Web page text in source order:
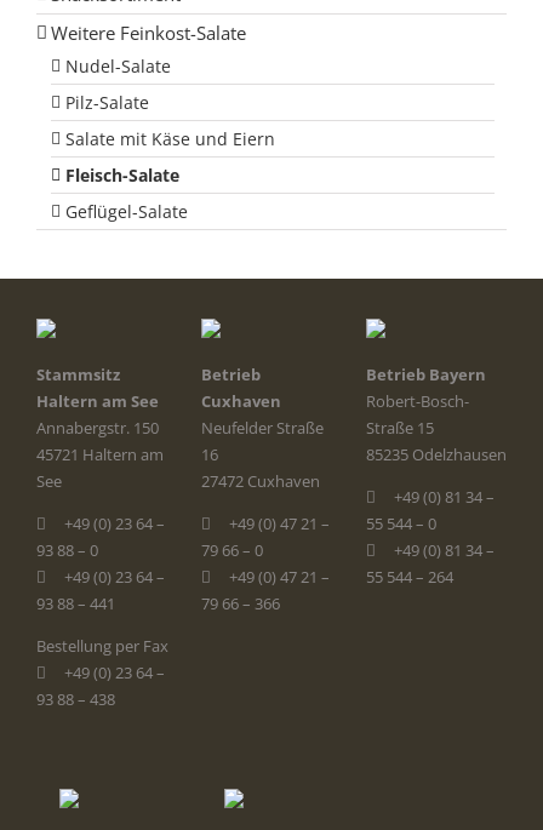
Weitere Feinkost-Salate
Nudel-Salate
Pilz-Salate
Salate mit Käse und Eiern
Fleisch-Salate
Geflügel-Salate
Stammsitz
Haltern am See
Annabergstr. 150
45721 Haltern am
See
+49 (0) 23 64 –
93 88 – 0
+49 (0) 23 64 –
93 88 – 441
Bestellung per Fax
+49 (0) 23 64 –
93 88 – 438
Betrieb
Cuxhaven
Neufelder Straße
16
27472 Cuxhaven
+49 (0) 47 21 –
79 66 – 0
+49 (0) 47 21 –
79 66 – 366
Betrieb Bayern
Robert-Bosch-
Straße 15
85235 Odelzhausen
+49 (0) 81 34 –
55 544 – 0
+49 (0) 81 34 –
55 544 – 264